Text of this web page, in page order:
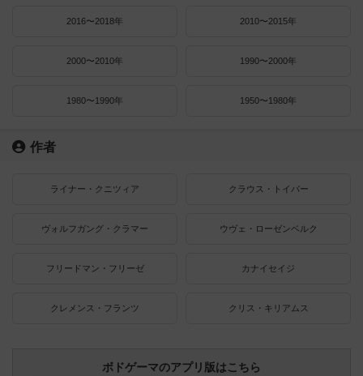
2016〜2018年 2010〜2015年
2000〜2010年 1990〜2000年
1980〜1990年 1950〜1980年
作者
ライナー・クニツィア クラウス・トイバー
ヴォルフガング・クラマー ウヴェ・ローゼンベルク
フリードマン・フリーゼ カナイセイジ
クレメンス・フランツ クリス・キリアムス
ボドゲーマのアプリ版はこちら